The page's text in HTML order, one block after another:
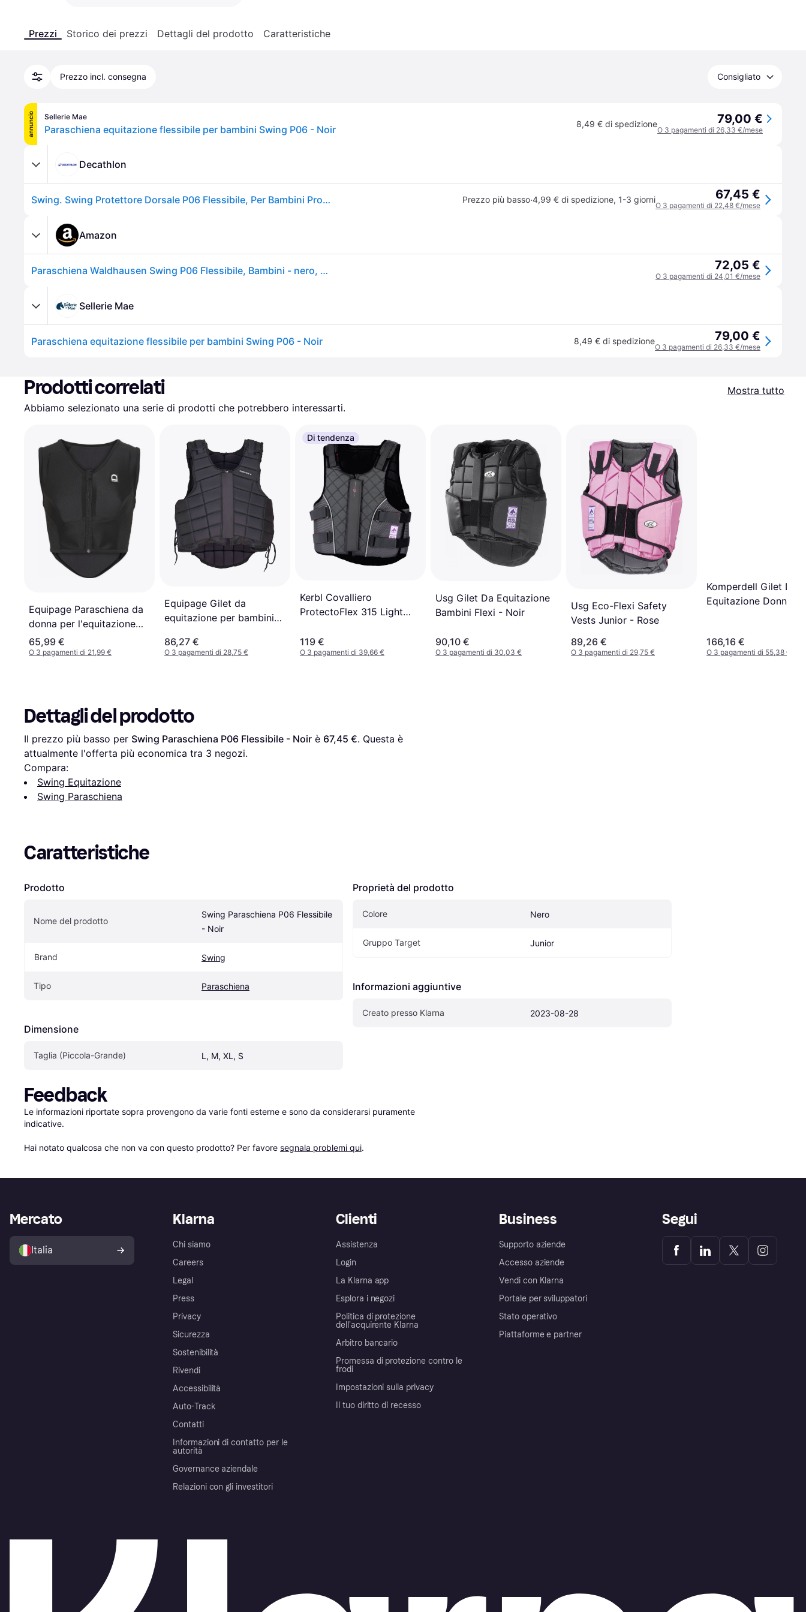
Prezzi Storico dei prezzi Dettagli del prodotto Caratteristiche
Prezzo incl. consegna Consigliato
annuncio Sellerie Mae
Paraschiena equitazione flessibile per bambini Swing P06 - Noir 8,49 € di spedizione 79,00 €
O 3 pagamenti di 26,33 €/mese
Decathlon
Swing. Swing Protettore Dorsale P06 Flessibile, Per Bambini Protezioni Dorsali Ritiro Gratis - nero - XL Prezzo più basso·4,99 € di spedizione, 1-3 giorni 67,45 €
O 3 pagamenti di 22,48 €/mese
Amazon
Paraschiena Waldhausen Swing P06 Flessibile, Bambini - nero, KXL 72,05 €
O 3 pagamenti di 24,01 €/mese
Sellerie Mae
Paraschiena equitazione flessibile per bambini Swing P06 - Noir 8,49 € di spedizione 79,00 €
O 3 pagamenti di 26,33 €/mese
Prodotti correlati
Mostra tutto
Abbiamo selezionato una serie di prodotti che potrebbero interessarti.
Equipage Paraschiena da
donna per l'equitazione
Nero
65,99 €
O 3 pagamenti di 21,99 €
Equipage Gilet da
equitazione per bambini
86,27 €
O 3 pagamenti di 28,75 €
Di tendenza
Kerbl Covalliero
ProtectoFlex 315 Light
119 €
O 3 pagamenti di 39,66 €
Usg Gilet Da Equitazione
Bambini Flexi - Noir
90,10 €
O 3 pagamenti di 30,03 €
Usg Eco-Flexi Safety
Vests Junior - Rose
89,26 €
O 3 pagamenti di 29,75 €
Komperdell Gilet Da
Equitazione Donna
166,16 €
O 3 pagamenti di 55,38 €
Dettagli del prodotto
Il prezzo più basso per Swing Paraschiena P06 Flessibile - Noir è 67,45 €. Questa è
attualmente l'offerta più economica tra 3 negozi.
Compara:
Swing Equitazione
Swing Paraschiena
Caratteristiche
Prodotto
Nome del prodotto
Swing Paraschiena P06 Flessibile
- Noir
Brand Swing
Tipo Paraschiena
Dimensione
Taglia (Piccola-Grande) L, M, XL, S
Proprietà del prodotto
Colore Nero
Gruppo Target Junior
Informazioni aggiuntive
Creato presso Klarna 2023-08-28
Feedback
Le informazioni riportate sopra provengono da varie fonti esterne e sono da considerarsi puramente
indicative.
Hai notato qualcosa che non va con questo prodotto? Per favore segnala problemi qui.
Klarna
Chi siamo
Careers
Legal
Press
Privacy
Sicurezza
Sostenibilità
Rivendi
Accessibilità
Auto-Track
Contatti
Informazioni di contatto per le
autorità
Governance aziendale
Relazioni con gli investitori
Clienti
Assistenza
Login
La Klarna app
Esplora i negozi
Politica di protezione
dell'acquirente Klarna
Arbitro bancario
Promessa di protezione contro le
frodi
Impostazioni sulla privacy
Il tuo diritto di recesso
Business
Supporto aziende
Accesso aziende
Vendi con Klarna
Portale per sviluppatori
Stato operativo
Piattaforme e partner
Mercato
Italia
Segui